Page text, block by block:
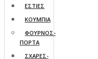
ΕΣΤΙΕΣ
ΚΟΥΜΠΙΑ
ΦΟΥΡΝΟΣ-
ΠΟΡΤΑ
ΣΧΑΡΕΣ-